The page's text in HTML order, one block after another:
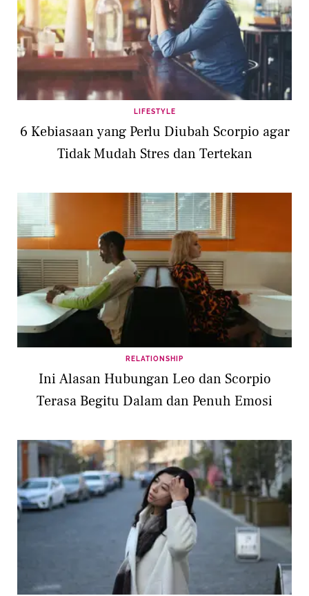
LIFESTYLE
6 Kebiasaan yang Perlu Diubah Scorpio agar
Tidak Mudah Stres dan Tertekan
RELATIONSHIP
Ini Alasan Hubungan Leo dan Scorpio
Terasa Begitu Dalam dan Penuh Emosi